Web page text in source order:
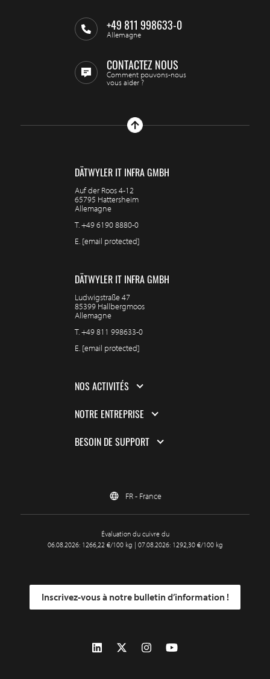
+49 811 998633-0
Allemagne
CONTACTEZ NOUS
Comment pouvons-nous
vous aider ?
DÄTWYLER IT INFRA GMBH
Auf der Roos 4-12
65795 Hattersheim
Allemagne
T. +49 6190 8880-0
E. [email protected]
DÄTWYLER IT INFRA GMBH
Ludwigstraße 47
85399 Hallbergmoos
Allemagne
T. +49 811 998633-0
E. [email protected]
NOS ACTIVITÉS
NOTRE ENTREPRISE
BESOIN DE SUPPORT
FR - France
Évaluation du cuivre du
06.08.2026: 1266,22 €/100 kg | 07.08.2026: 1292,30 €/100 kg
Inscrivez-vous à notre bulletin d’information !